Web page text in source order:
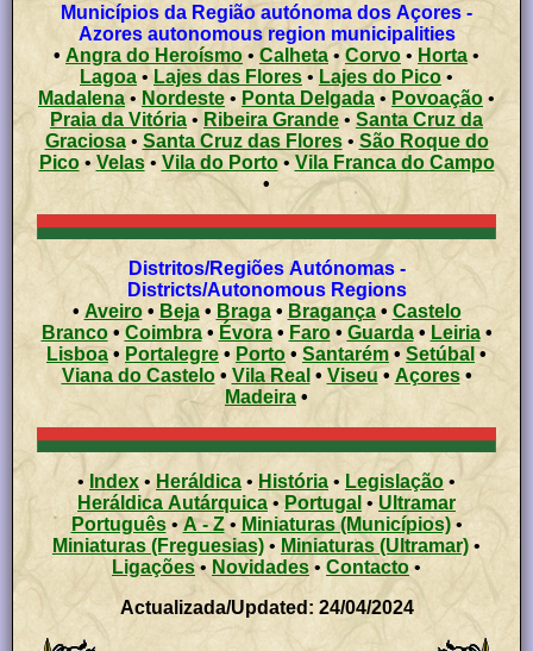
Municípios da Região autónoma dos Açores -
Azores autonomous region municipalities
• Angra do Heroísmo • Calheta • Corvo • Horta •
Lagoa •Lajes das Flores • Lajes do Pico•
Madalena • Nordeste • Ponta Delgada• Povoação •
Praia da Vitória • Ribeira Grande • Santa Cruz da
Graciosa• Santa Cruz das Flores• São Roque do
Pico•Velas• Vila do Porto•Vila Franca do Campo
•
Distritos/Regiões Autónomas -
Districts/Autonomous Regions
• Aveiro• Beja• Braga• Bragança• Castelo
Branco• Coimbra• Évora• Faro• Guarda• Leiria•
Lisboa•Portalegre • Porto • Santarém • Setúbal•
Viana do Castelo• Vila Real • Viseu • Açores •
Madeira •
• Index • Heráldica • História • Legislação •
Heráldica Autárquica•Portugal • Ultramar
Português•A - Z• Miniaturas (Municípios)•
Miniaturas (Freguesias) • Miniaturas (Ultramar) •
Ligações• Novidades • Contacto•
Actualizada/Updated: 24/04/2024